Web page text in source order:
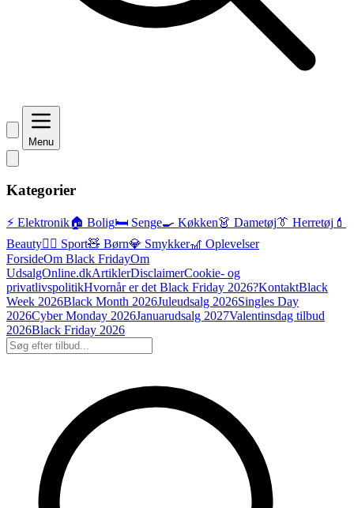
Menu
Kategorier
⚡ Elektronik🏠 Bolig🛏️ Senge🍳 Køkken👗 Dametøj👔 Herretøj 💄
Beauty🏃‍♂️ Sport🧸 Børn💎 Smykker🎢 Oplevelser
ForsideOm Black FridayOm
UdsalgOnline.dkArtiklerDisclaimerCookie- og
privatlivspolitikHvornår er det Black Friday 2026?KontaktBlack
Week 2026Black Month 2026Juleudsalg 2026Singles Day
2026Cyber Monday 2026Januarudsalg 2027Valentinsdag tilbud
2026Black Friday 2026